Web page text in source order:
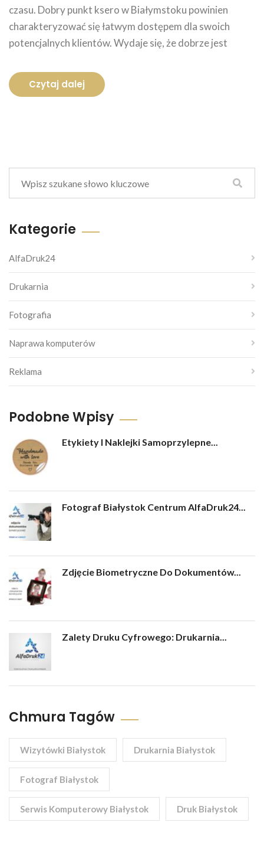
czasu. Dobry punkt ksero w Białymstoku powinien
charakteryzować się łatwym dostępem dla swoich
potencjalnych klientów. Wydaje się, że dobrze jest
Czytaj dalej
Kategorie
AlfaDruk24
Drukarnia
Fotografia
Naprawa komputerów
Reklama
Podobne Wpisy
Etykiety I Naklejki Samoprzylepne...
Fotograf Białystok Centrum AlfaDruk24...
Zdjęcie Biometryczne Do Dokumentów...
Zalety Druku Cyfrowego: Drukarnia...
Chmura Tagów
Wizytówki Białystok Drukarnia Białystok
Fotograf Białystok
Serwis Komputerowy Białystok Druk Białystok